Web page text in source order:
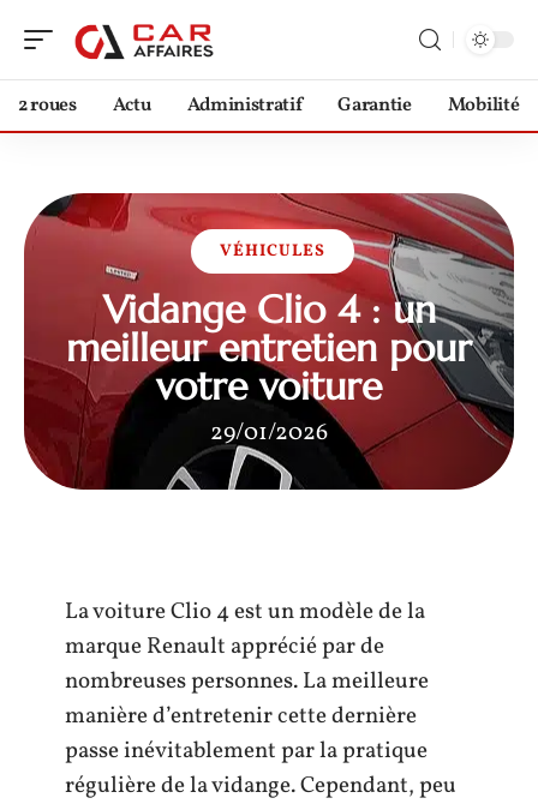
2 roues Actu Administratif Garantie Mobilité
VÉHICULES
Vidange Clio 4 : un
meilleur entretien pour
votre voiture
29/01/2026
La voiture Clio 4 est un modèle de la
marque Renault apprécié par de
nombreuses personnes. La meilleure
manière d’entretenir cette dernière
passe inévitablement par la pratique
régulière de la vidange. Cependant, peu